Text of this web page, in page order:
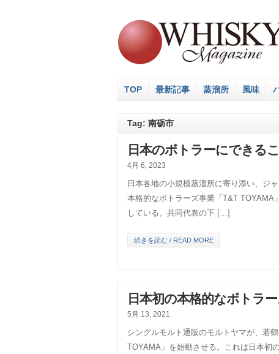
TOP 最新記事 蒸溜所 風味
Tag: 南砺市
日本のボトラーにできる
4月 6, 2023
日本各地の小規模蒸溜所に寄り添い、ジ
本格的なボトラーズ事業「T&T TOYAMA
している。共同代表の下 […]
続きを読む / READ MORE
日本初の本格的なボトラ
5月 13, 2021
シングルモルト通販のモルトヤマが、若
TOYAMA」を始動させる。これは日本初